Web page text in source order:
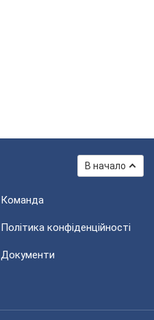
В начало
Команда
Політика конфіденційності
Документи